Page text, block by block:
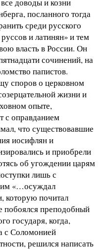
доводы и козни
посланного тогда
среди русского
и латинян» и тем
власть в России. Он
сочинений, на
папистов.
споров о церковном
жизни и
опыте,
с оправданием
что существовавшие
иосифлян и
и приобрели
об угождении царям
лишь с
«…осуждал
которую почитал
побоялся преподобный
государя, когда,
с Соломонией
решился написать